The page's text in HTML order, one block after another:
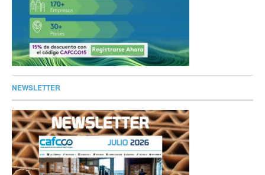
NEWSLETTER